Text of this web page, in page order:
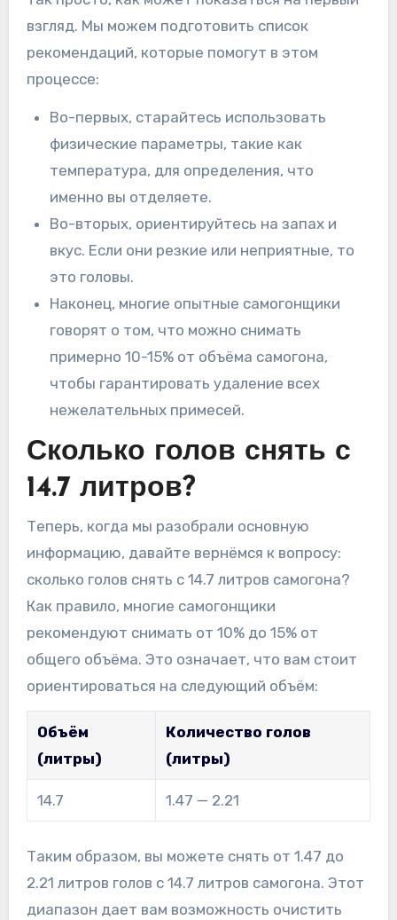
взгляд. Мы можем подготовить список
рекомендаций, которые помогут в этом
процессе:
Во-первых, старайтесь использовать
физические параметры, такие как
температура, для определения, что
именно вы отделяете.
Во-вторых, ориентируйтесь на запах и
вкус. Если они резкие или неприятные, то
это головы.
Наконец, многие опытные самогонщики
говорят о том, что можно снимать
примерно 10-15% от объёма самогона,
чтобы гарантировать удаление всех
нежелательных примесей.
Сколько голов снять с
14.7 литров?
Теперь, когда мы разобрали основную
информацию, давайте вернёмся к вопросу:
сколько голов снять с 14.7 литров самогона?
Как правило, многие самогонщики
рекомендуют снимать от 10% до 15% от
общего объёма. Это означает, что вам стоит
ориентироваться на следующий объём:
Объём
(литры)
Количество голов
(литры)
14.7 1.47 — 2.21
Таким образом, вы можете снять от 1.47 до
2.21 литров голов с 14.7 литров самогона. Этот
диапазон дает вам возможность очистить